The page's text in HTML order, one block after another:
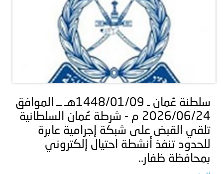
سلطنة عُمان ـ 1448/01/09هـ ــ الموافق
2026/06/24 م - شرطة عُمان السلطانية
تلقي القبض على شبكة إجرامية عابرة
للحدود تنفذ أنشطة احتيال إلكتروني
بمحافظة ظفار..